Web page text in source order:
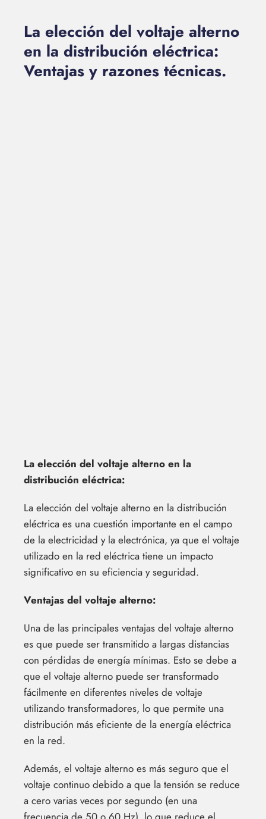
La elección del voltaje alterno
en la distribución eléctrica:
Ventajas y razones técnicas.
La elección del voltaje alterno en la
distribución eléctrica:
La elección del voltaje alterno en la distribución
eléctrica es una cuestión importante en el campo
de la electricidad y la electrónica, ya que el voltaje
utilizado en la red eléctrica tiene un impacto
significativo en su eficiencia y seguridad.
Ventajas del voltaje alterno:
Una de las principales ventajas del voltaje alterno
es que puede ser transmitido a largas distancias
con pérdidas de energía mínimas. Esto se debe a
que el voltaje alterno puede ser transformado
fácilmente en diferentes niveles de voltaje
utilizando transformadores, lo que permite una
distribución más eficiente de la energía eléctrica
en la red.
Además, el voltaje alterno es más seguro que el
voltaje continuo debido a que la tensión se reduce
a cero varias veces por segundo (en una